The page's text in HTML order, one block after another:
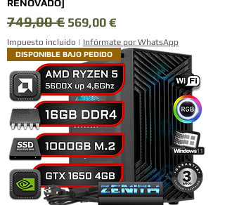
RENOVADO]
Precio
749,00 € Precio de oferta
569,00 €
Impuesto incluido | Infórmate por WhatsApp
DISPONIBLE BAJO PEDIDO